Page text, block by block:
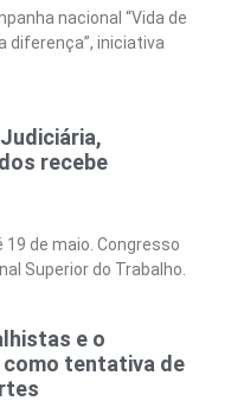
nacional “Vida de
diferença”, iniciativa
recebe
de maio. Congresso
Superior do Trabalho.
e o
tentativa de